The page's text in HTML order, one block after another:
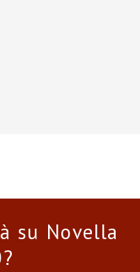
su Novella